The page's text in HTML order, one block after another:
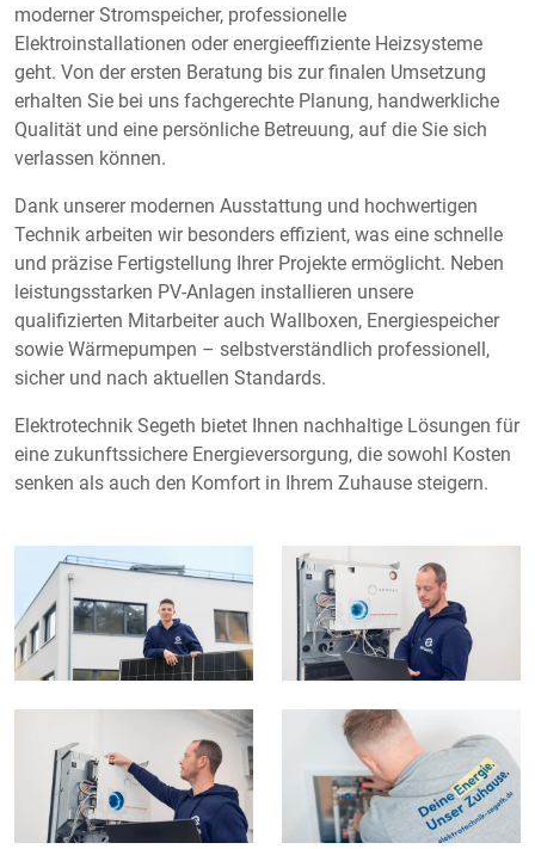
moderner Stromspeicher, professionelle
Elektroinstallationen oder energieeffiziente Heizsysteme
geht. Von der ersten Beratung bis zur finalen Umsetzung
erhalten Sie bei uns fachgerechte Planung, handwerkliche
Qualität und eine persönliche Betreuung, auf die Sie sich
verlassen können.
Dank unserer modernen Ausstattung und hochwertigen
Technik arbeiten wir besonders effizient, was eine schnelle
und präzise Fertigstellung Ihrer Projekte ermöglicht. Neben
leistungsstarken PV-Anlagen installieren unsere
qualifizierten Mitarbeiter auch Wallboxen, Energiespeicher
sowie Wärmepumpen – selbstverständlich professionell,
sicher und nach aktuellen Standards.
Elektrotechnik Segeth bietet Ihnen nachhaltige Lösungen für
eine zukunftssichere Energieversorgung, die sowohl Kosten
senken als auch den Komfort in Ihrem Zuhause steigern.